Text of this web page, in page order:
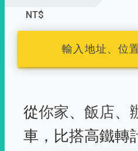
NT$
輸入地址、位
從你家、 飯店、
車， 比搭高鐵轉